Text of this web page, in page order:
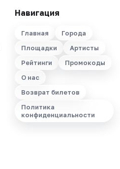
Навигация
Главная
Города
Площадки
Артисты
Рейтинги
Промокоды
О нас
Возврат билетов
Политика
конфиденциальности